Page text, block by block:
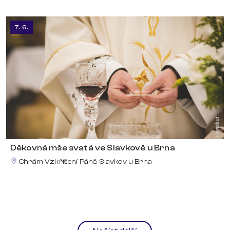
7. 6.
Děkovná mše svatá ve Slavkově u Brna
Chrám Vzkříšení Páně, Slavkov u Brna